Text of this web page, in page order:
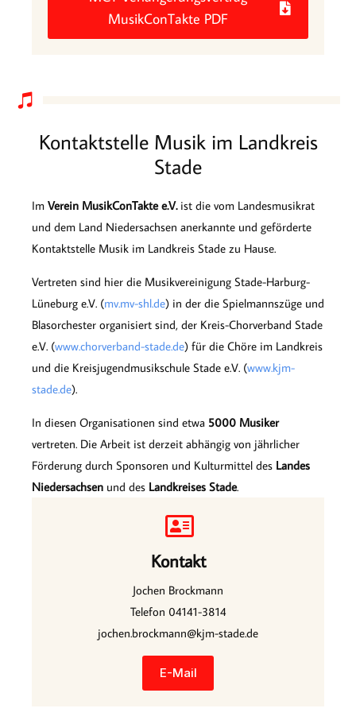
MusikConTakte PDF
Kontaktstelle Musik im Landkreis
Stade
Im Verein MusikConTakte e.V.ist die vom Landesmusikrat
und dem Land Niedersachsen anerkannte und geförderte
Kontaktstelle Musik im Landkreis Stade zu Hause.
Vertreten sind hier die Musikvereinigung Stade-Harburg-
Lüneburg e.V. (mv.mv-shl.de) in der die Spielmannszüge und
Blasorchester organisiert sind, der Kreis-Chorverband Stade
e.V. (www.chorverband-stade.de) für die Chöre im Landkreis
und die Kreisjugendmusikschule Stade e.V. (www.kjm-
stade.de).
In diesen Organisationen sind etwa 5000 Musiker
vertreten. Die Arbeit ist derzeit abhängig von jährlicher
Förderung durch Sponsoren und Kulturmittel des Landes
Niedersachsen und des Landkreises Stade.
Kontakt
Jochen Brockmann
Telefon 04141-3814
jochen.brockmann@kjm-stade.de
E-Mail